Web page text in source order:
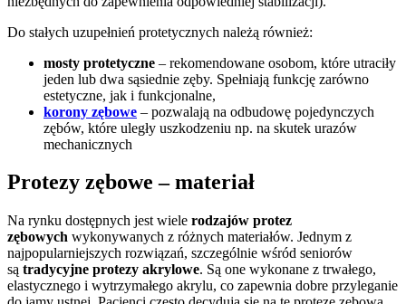
Do stałych uzupełnień protetycznych należą również:
mosty protetyczne – rekomendowane osobom, które utraciły
jeden lub dwa sąsiednie zęby. Spełniają funkcję zarówno
estetyczne, jak i funkcjonalne,
korony zębowe – pozwalają na odbudowę pojedynczych
zębów, które uległy uszkodzeniu np. na skutek urazów
mechanicznych
Protezy zębowe – materiał
Na rynku dostępnych jest wiele rodzajów protez
zębowych wykonywanych z różnych materiałów. Jednym z
najpopularniejszych rozwiązań, szczególnie wśród seniorów
są tradycyjne protezy akrylowe. Są one wykonane z trwałego,
elastycznego i wytrzymałego akrylu, co zapewnia dobre przyleganie